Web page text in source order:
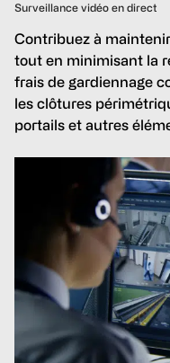
Surveillance vidéo en direct
Contribuez à
tout en minimisant la
frais de gardiennage
les clôtures
portails et autres